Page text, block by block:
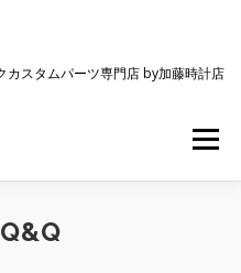
カスタムパーツ専門店 by加藤時計店
メニュー
ワクワク企画
Q&Q